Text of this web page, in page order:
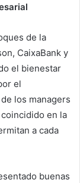
de la
CaixaBank y
el bienestar
el
los managers
en la
a cada
buenas